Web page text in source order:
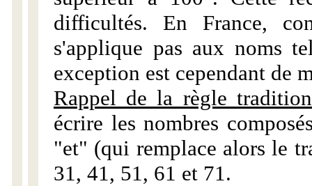
difficultés. En France,
s'applique pas aux noms
exception est cependant de
Rappel de la règle
écrire les nombres
"et" (qui remplace alors le
31, 41, 51, 61 et 71.